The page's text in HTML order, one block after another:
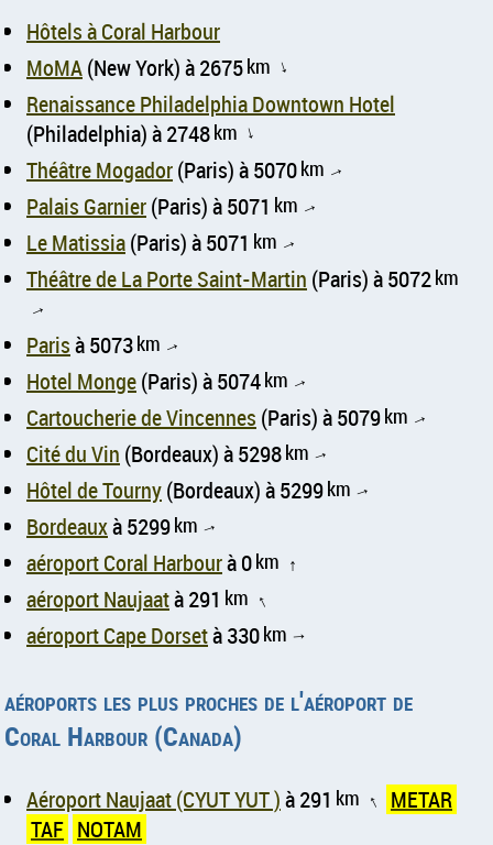
Hôtels à Coral Harbour
MoMA(New York) à 2675km ↑
Renaissance Philadelphia Downtown Hotel
(Philadelphia) à 2748km ↑
Théâtre Mogador(Paris) à 5070km ↑
Palais Garnier(Paris) à 5071 km ↑
Le Matissia(Paris) à 5071 km ↑
Théâtre de La Porte Saint-Martin (Paris) à 5072km
↑
Parisà 5073km ↑
Hotel Monge(Paris) à 5074km ↑
Cartoucherie de Vincennes (Paris) à 5079km ↑
Cité du Vin (Bordeaux) à 5298km ↑
Hôtel de Tourny(Bordeaux) à 5299km ↑
Bordeauxà 5299km ↑
aéroport Coral Harbourà 0km ↑
aéroport Naujaatà 291 km ↑
aéroport Cape Dorsetà 330km ↑
aéroports les plus proches de l'aéroport de
Coral Harbour (Canada)
Aéroport Naujaat (CYUT YUT )à 291 km ↑
METAR
TAF NOTAM